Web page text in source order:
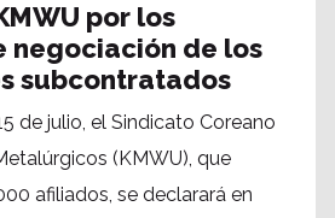
por los
negociación de los
subcontratados
de julio, el Sindicato Coreano
(KMWU), que
afiliados, se declarará en